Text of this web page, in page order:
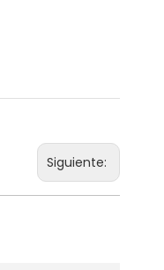
Siguiente: